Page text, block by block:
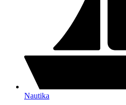
Nautika